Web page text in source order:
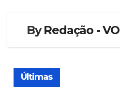
ByRedação - VO
Últimas